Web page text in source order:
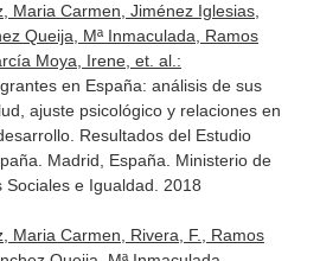
Maria Carmen, Jiménez Iglesias,
Queija, Mª Inmaculada, Ramos
Moya, Irene, et. al.:
en España: análisis de sus
ajuste psicológico y relaciones en
Resultados del Estudio
Madrid, España. Ministerio de
Sociales e Igualdad. 2018
Maria Carmen, Rivera, F., Ramos